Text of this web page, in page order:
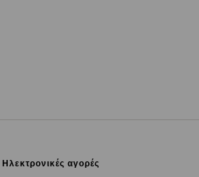
Ηλεκτρονικές αγορές